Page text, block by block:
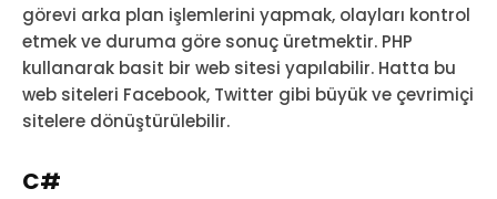
görevi arka plan işlemlerini yapmak, olayları kontrol
etmek ve duruma göre sonuç üretmektir. PHP
kullanarak basit bir web sitesi yapılabilir. Hatta bu
web siteleri Facebook, Twitter gibi büyük ve çevrimiçi
sitelere dönüştürülebilir.
C#